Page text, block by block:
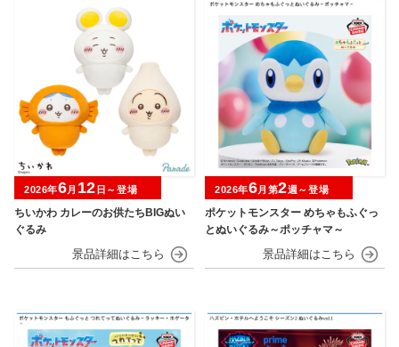
ちいかわ カレーのお供たちBIGぬい
ぐるみ
2026年6月 12 日～登場
ポケットモンスター めちゃもふぐっ
とぬいぐるみ～ポッチャマ～
2026年6月第2週～登場